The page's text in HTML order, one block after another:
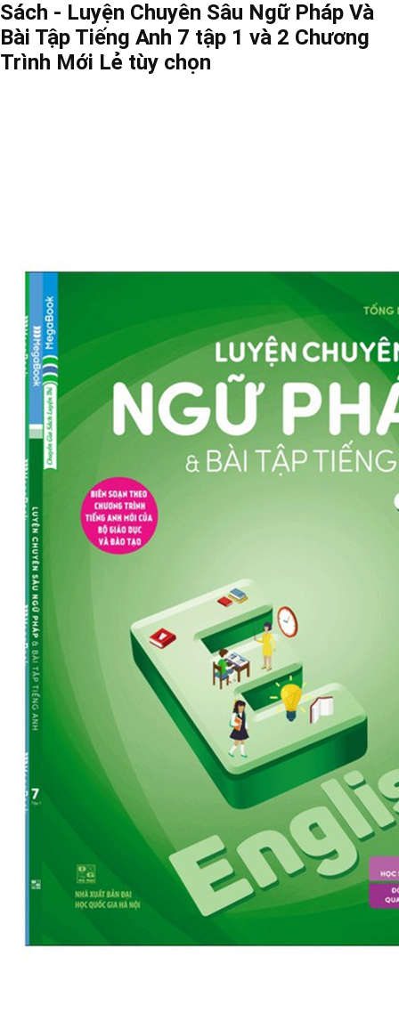
Sách - Luyện Chuyên Sâu Ngữ Pháp Và
Bài Tập Tiếng Anh 7 tập 1 và 2 Chương
Trình Mới Lẻ tùy chọn